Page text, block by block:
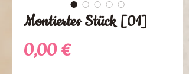
Montiertes Stück [01]
0,00 €Preis